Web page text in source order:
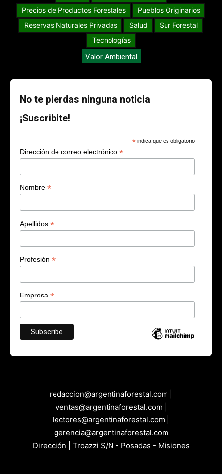
Precios de Productos Forestales
Pueblos Originarios
Reservas Naturales Privadas
Salud
Sur Forestal
Tecnologías
Valor Ambiental
No te pierdas ninguna noticia
¡Suscribite!
* indica que es obligatorio
Dirección de correo electrónico *
Nombre *
Apellidos *
Profesión *
Empresa *
redaccion@argentinaforestal.com |
ventas@argentinaforestal.com |
lectores@argentinaforestal.com |
gerencia@argentinaforestal.com
Dirección | Troazzi S/N - Posadas - Misiones